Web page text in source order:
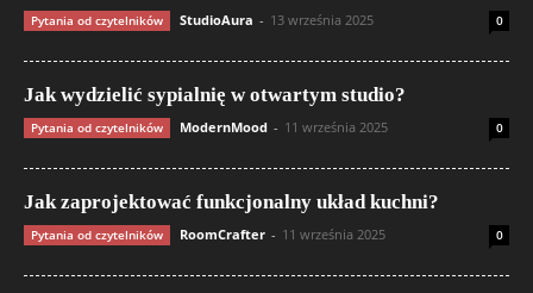
Pytania od czytelników StudioAura - 13 września 2025 0
Jak wydzielić sypialnię w otwartym studio?
Pytania od czytelników ModernMood - 11 września 2025 0
Jak zaprojektować funkcjonalny układ kuchni?
Pytania od czytelników RoomCrafter - 11 września 2025 0